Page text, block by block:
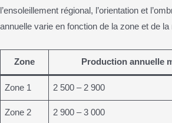
l’ensoleillement régional, l’orientation et
annuelle varie en fonction de la zone et de la
Zone Production annuelle
Zone 1 2 500 – 2 900
Zone 2 2 900 – 3 000